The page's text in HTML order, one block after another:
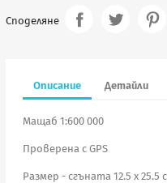
Споделяне
Описание Детайли
Мащаб 1:600 000
Проверена с GPS
Размер - сгъната 12.5 х 25.5